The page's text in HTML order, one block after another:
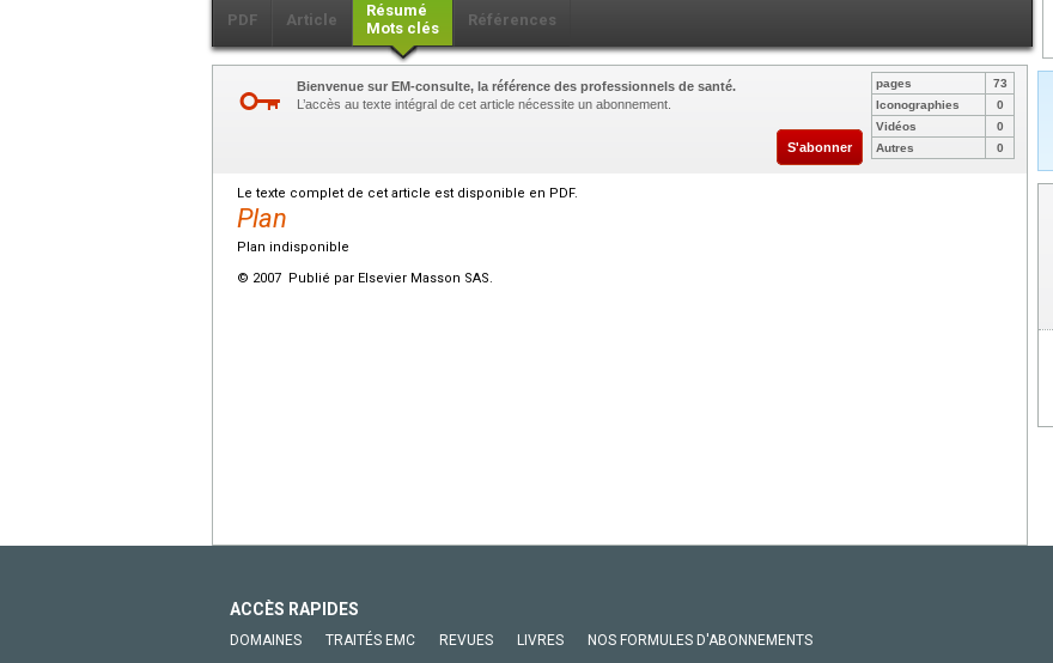
PDF Article
Résumé
Mots clés
Références
Bienvenue sur EM-consulte, la référence des professionnels de santé.
L’accès au texte intégral de cet article nécessite un abonnement.
S'abonner
pages
73
Iconographies
0
Vidéos
0
Autres
0
Le texte complet de cet article est disponible en PDF.
Plan
Plan indisponible
© 2007 Publié par Elsevier Masson SAS.
ACCÈS RAPIDES
DOMAINES TRAITÉS EMC REVUES LIVRES NOS FORMULES D'ABONNEMENTS